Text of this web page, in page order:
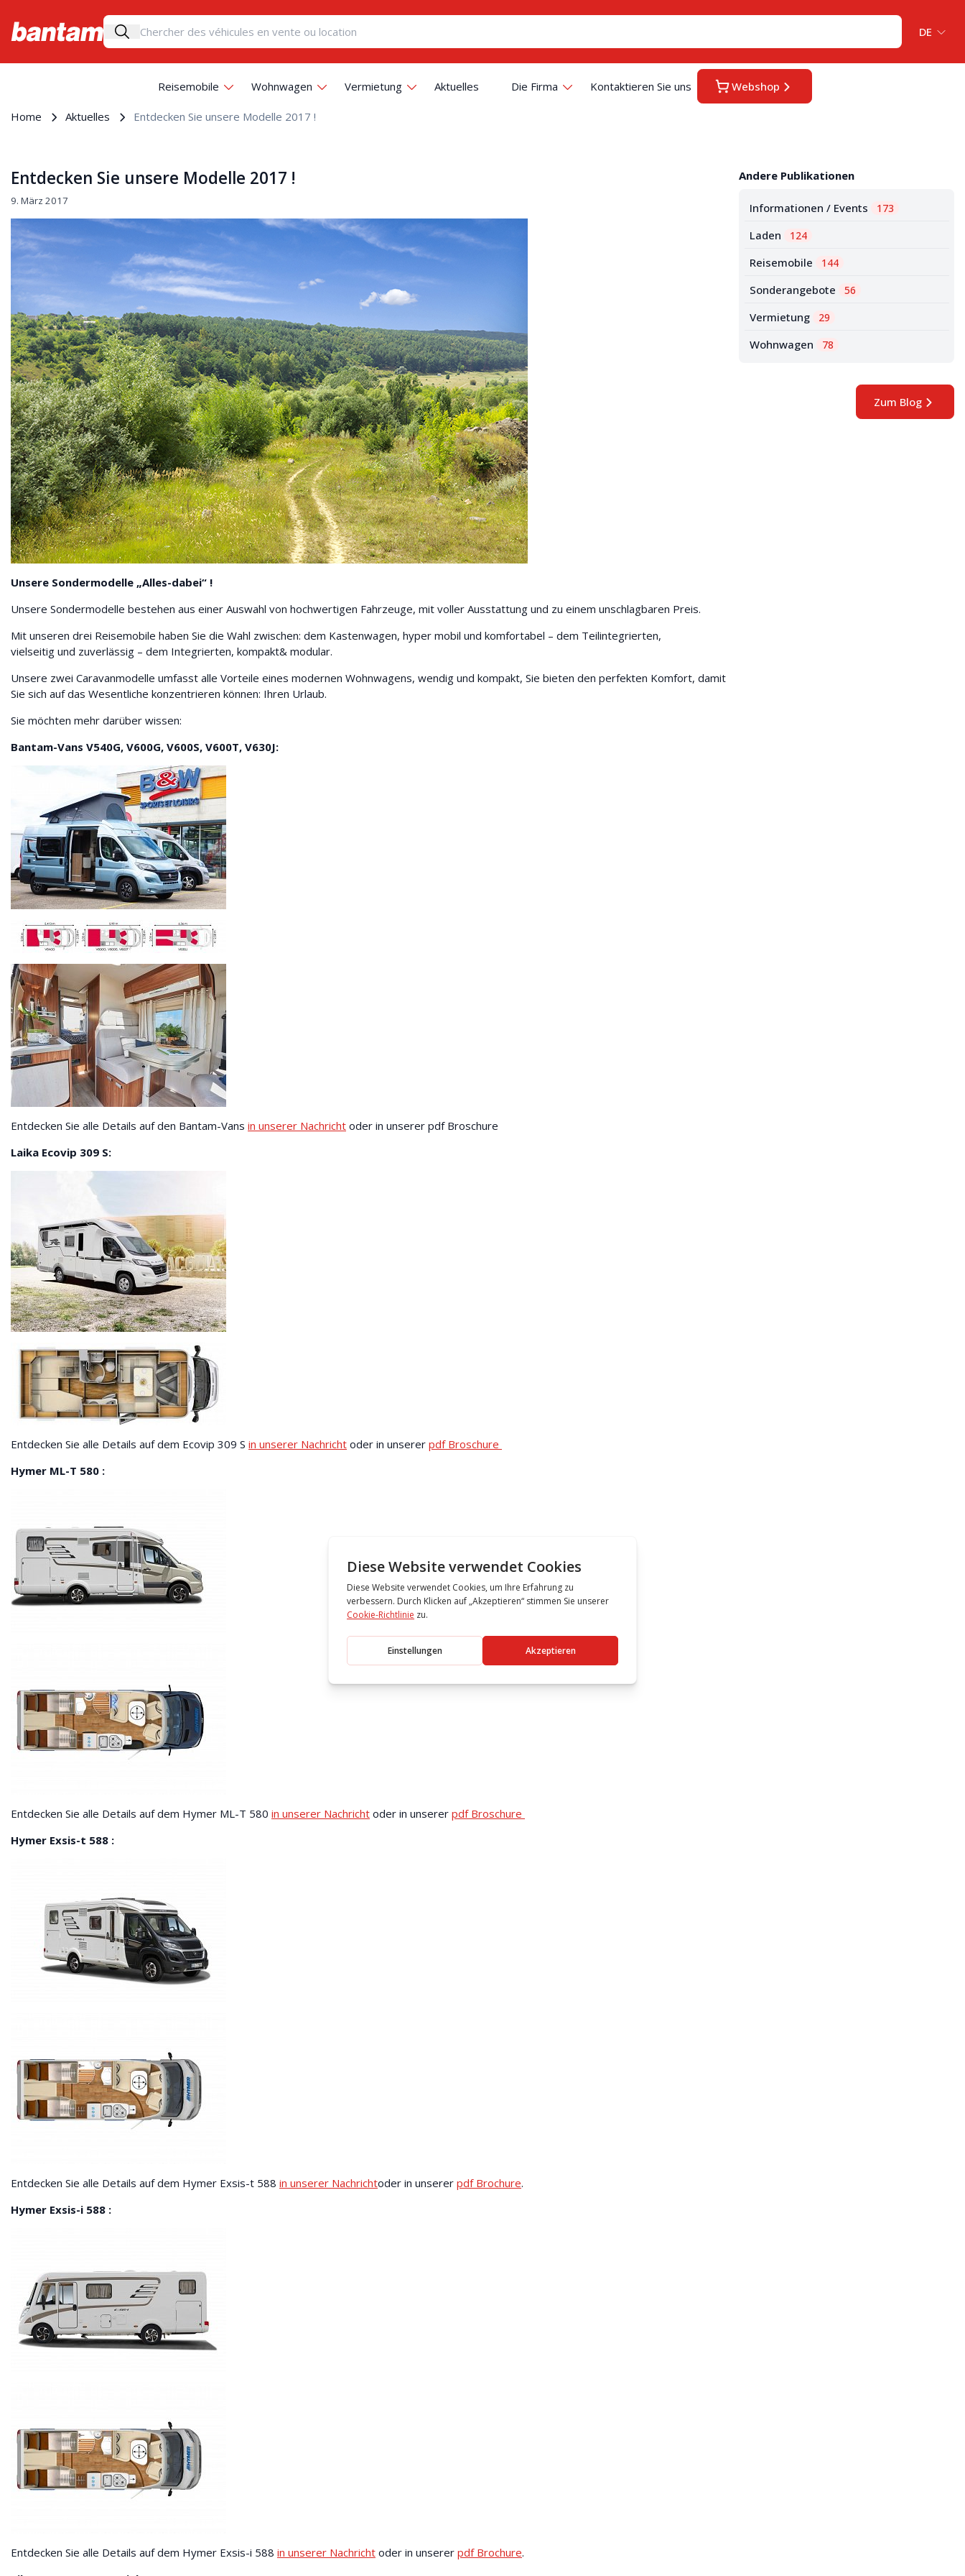
DE
Reisemobile Wohnwagen Vermietung Aktuelles Die Firma Kontaktieren Sie uns Webshop
Home Aktuelles Entdecken Sie unsere Modelle 2017 !
Entdecken Sie unsere Modelle 2017 !
9. März 2017
Unsere Sondermodelle „Alles-dabei“ !
Unsere Sondermodelle bestehen aus einer Auswahl von hochwertigen Fahrzeuge, mit voller Ausstattung und zu einem unschlagbaren Preis.
Mit unseren drei Reisemobile haben Sie die Wahl zwischen: dem Kastenwagen, hyper mobil und komfortabel – dem Teilintegrierten,
vielseitig und zuverlässig – dem Integrierten, kompakt& modular.
Unsere zwei Caravanmodelle umfasst alle Vorteile eines modernen Wohnwagens, wendig und kompakt, Sie bieten den perfekten Komfort, damit
Sie sich auf das Wesentliche konzentrieren können: Ihren Urlaub.
Sie möchten mehr darüber wissen:
Bantam-Vans V540G, V600G, V600S, V600T, V630J:
Entdecken Sie alle Details auf den Bantam-Vans in unserer Nachricht oder in unserer pdf Broschure
Laika Ecovip 309 S:
Entdecken Sie alle Details auf dem Ecovip 309 S in unserer Nachricht oder in unserer pdf Broschure
Hymer ML-T 580 :
Entdecken Sie alle Details auf dem Hymer ML-T 580 in unserer Nachricht oder in unserer pdf Broschure
Hymer Exsis-t 588 :
Entdecken Sie alle Details auf dem Hymer Exsis-t 588 in unserer Nachrichtoder in unserer pdf Brochure.
Hymer Exsis-i 588 :
Entdecken Sie alle Details auf dem Hymer Exsis-i 588 in unserer Nachricht oder in unserer pdf Brochure.
Andere Publikationen
Informationen / Events 173
Laden 124
Reisemobile 144
Sonderangebote 56
Vermietung 29
Wohnwagen 78
Zum Blog